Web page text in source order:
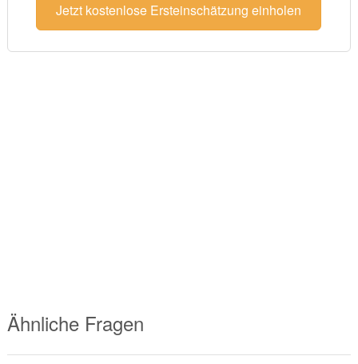
Jetzt kostenlose Ersteinschätzung einholen
Ähnliche Fragen